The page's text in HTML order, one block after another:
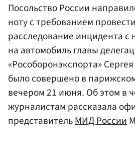
Посольство России
ноту с требованием
расследование инцидента с
на автомобиль главы
«Рособоронэкспорта» Сергея
было совершено в
вечером 21 июня. Об этом в
журналистам рассказала
представительМИД России